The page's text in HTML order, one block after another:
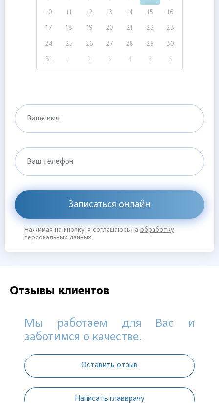
10 11 12 13 14 15 16
17 18 19 20 21 22 23
24 25 26 27 28 29 30
31 1 2 3 4 5 6
Ваше имя
Ваш телефон
Записаться онлайн
Нажимая на кнопку, я соглашаюсь на обработку
персональных данных
Отзывы клиентов
Мы работаем для Вас и
заботимся о качестве.
Оставить отзыв
Написать главврачу